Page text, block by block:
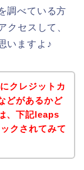
調べている方
クセスして、
いますよ♪
クレジットカ
どがあるかど
、下記leaps
クされてみて